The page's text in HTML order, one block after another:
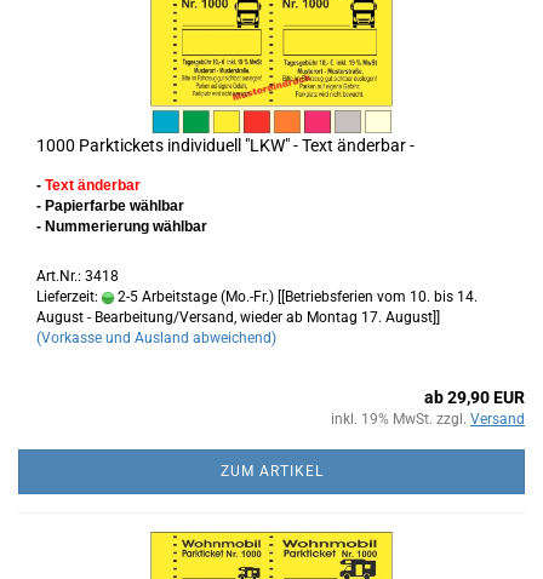
1000 Parktickets individuell "LKW" - Text änderbar -
- Text änderbar
- Papierfarbe wählbar
- Nummerierung wählbar
Art.Nr.: 3418
Lieferzeit:
2-5 Arbeitstage (Mo.-Fr.) [[Betriebsferien vom 10. bis 14.
August - Bearbeitung/Versand, wieder ab Montag 17. August]]
(Vorkasse und Ausland abweichend)
ab 29,90 EUR
inkl. 19% MwSt. zzgl. Versand
ZUM ARTIKEL